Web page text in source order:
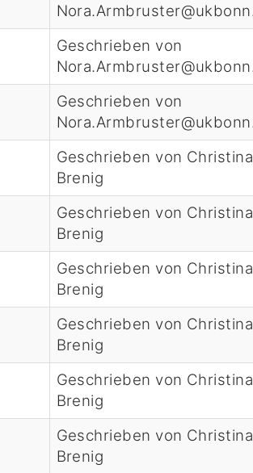
Geschrieben von
Geschrieben von
Geschrieben von Christina
Brenig
Geschrieben von Christina
Brenig
Geschrieben von Christina
Brenig
Geschrieben von Christina
Brenig
Geschrieben von Christina
Brenig
Geschrieben von Christina
Brenig